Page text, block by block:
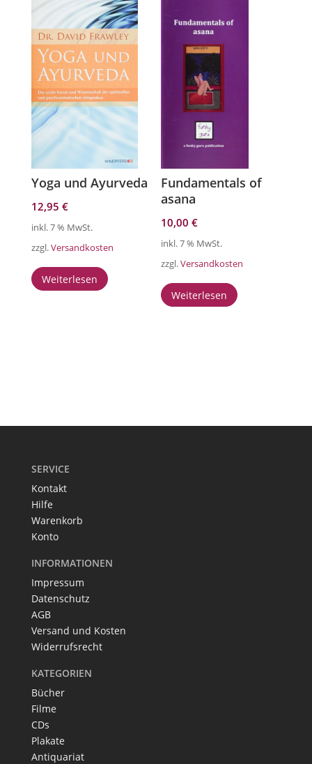
Yoga und Ayurveda
12,95 €
inkl. 7 % MwSt.
zzgl.Versandkosten
Weiterlesen
Fundamentals of
asana
10,00€
inkl. 7 % MwSt.
zzgl.Versandkosten
Weiterlesen
SERVICE
Kontakt
Hilfe
Warenkorb
Konto
INFORMATIONEN
Impressum
Datenschutz
AGB
Versand und Kosten
Widerrufsrecht
KATEGORIEN
Bücher
Filme
CDs
Plakate
Antiquariat